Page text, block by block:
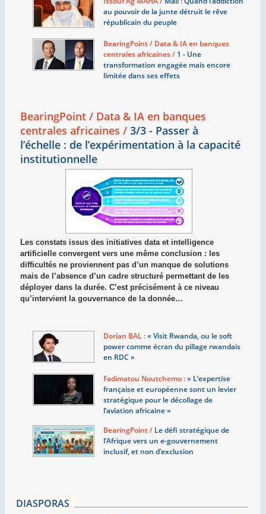
au pouvoir de la junte détruit le rêve
républicain du peuple
BearingPoint / Data & IA en banques
centrales africaines /1 - Une
transformation engagée mais encore
limitée dans ses effets
BearingPoint / Data & IA en banques
centrales africaines /3/3 - Passer à
l’échelle : de l’expérimentation à la capacité
institutionnelle
Les constats issus des initiatives data et intelligence
artificielle convergent vers une même conclusion : les
difficultés ne proviennent pas d’un manque de solutions
mais de l’absence d’un cadre structuré permettant de les
déployer dans la durée. C’est précisément à ce niveau
qu’intervient la gouvernance de la donnée…
Dorian BAL :« Visit Rwanda, ou le soft
power comme écran du pillage rwandais
en RDC »
Fadimatou Noutchemo :« L’expertise
française et européenne sont un levier
stratégique pour le décollage de
l’aviation africaine»
BearingPoint /Le défi stratégique de
l’Afrique vers un e-gouvernement
inclusif, et non d’exclusion
DIASPORAS